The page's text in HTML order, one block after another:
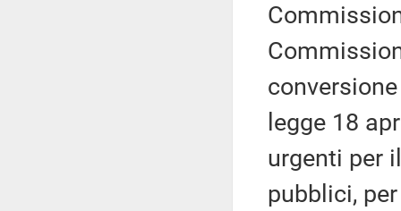
legge 18
urgenti per
pubblici,